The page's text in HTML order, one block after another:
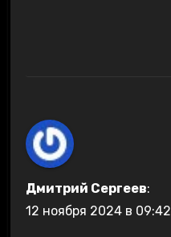
Дмитрий Сергеев:
12 ноября 2024 в 09:42